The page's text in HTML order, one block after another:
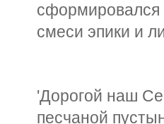
сформировался
смеси эпики и
'Дорогой наш
песчаной